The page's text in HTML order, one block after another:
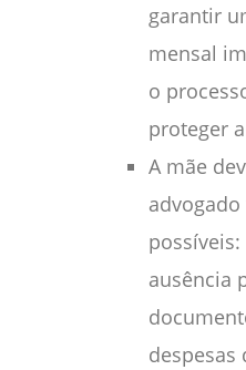
garantir
mensal
o
proteger
A mãe
ausência
despesas